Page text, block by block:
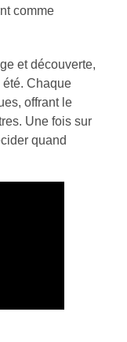
comme
et découverte,
été. Chaque
offrant le
Une fois sur
quand